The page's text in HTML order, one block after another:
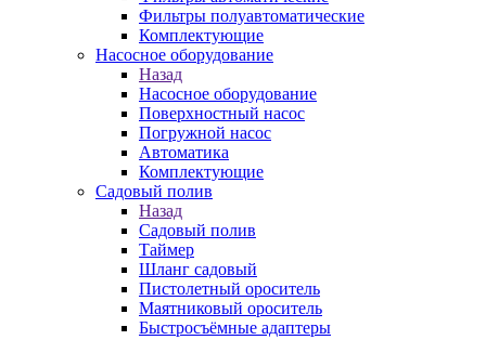
Фильтры полуавтоматические
Комплектующие
Насосное оборудование
Назад
Насосное оборудование
Поверхностный насос
Погружной насос
Автоматика
Комплектующие
Садовый полив
Назад
Садовый полив
Таймер
Шланг садовый
Пистолетный ороситель
Маятниковый ороситель
Быстросъёмные адаптеры